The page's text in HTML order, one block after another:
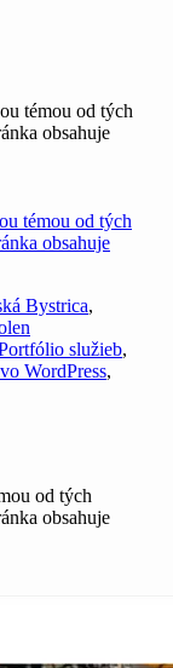
témou od tých
obsahuje
Bystrica,
služieb,
WordPress,
od tých
obsahuje